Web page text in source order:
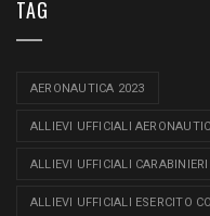
TAG
AERONAUTICA 2023
ALLIEVI UFFICIALI
ALLIEVI UFFICIALI
ALLIEVI UFFICIALI ESERCITO